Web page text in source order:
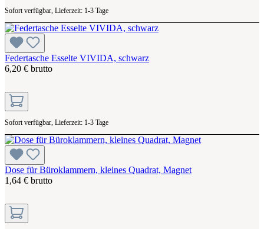
Sofort verfügbar, Lieferzeit: 1-3 Tage
Federtasche Esselte VIVIDA, schwarz
6,20 € brutto
Sofort verfügbar, Lieferzeit: 1-3 Tage
Dose für Büroklammern, kleines Quadrat, Magnet
1,64 € brutto